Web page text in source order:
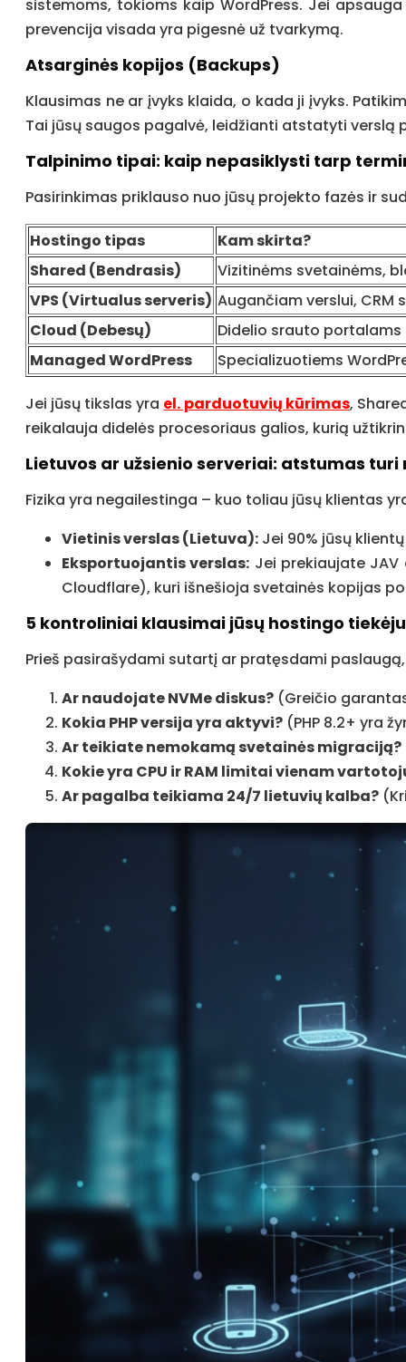
sistemoms, tokioms kaip WordPress. Jei
prevencija visada yra pigesnė už tvarkymą.
Atsarginės kopijos (Backups)
Klausimas ne ar įvyks klaida, o kada ji įvyks.
Tai jūsų saugos pagalvė, leidžianti atstatyti
Talpinimo tipai: kaip nepasiklysti tarp
Pasirinkimas priklauso nuo jūsų projekto fazės ir
Hostingo tipas
Kam skirta?
Shared (Bendrasis)
Vizitinėms svetainėms,
VPS (Virtualus serveris) Augančiam verslui, CRM
Cloud (Debesų)
Didelio srauto portalams
Managed WordPress
Specializuotiems
Jei jūsų tikslas yra el. parduotuvių kūrimas,
reikalauja didelės procesoriaus galios, kurią
Lietuvos ar užsienio serveriai: atstumas turi
Fizika yra negailestinga – kuo toliau jūsų klientas
Vietinis verslas (Lietuva): Jei 90% jūsų
Eksportuojantis verslas: Jei prekiaujate
Cloudflare), kuri išnešioja svetainės kopijas
5 kontroliniai klausimai jūsų hostingo
Prieš pasirašydami sutartį ar pratęsdami
Ar naudojate NVMe diskus? (Greičio
Kokia PHP versija yra aktyvi? (PHP 8.2+ yra
Ar teikiate nemokamą svetainės migraciją?
Kokie yra CPU ir RAM limitai vienam
Ar pagalba teikiama 24/7 lietuvių kalba?